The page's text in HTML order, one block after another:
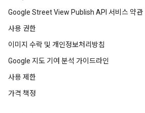
Google Street View Publish API 서비스 약관
사용 권한
이미지 수락 및 개인정보처리방침
Google 지도 기여 분석 가이드라인
사용 제한
가격 책정